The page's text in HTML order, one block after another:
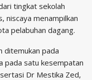
tingkat sekolah
niscaya menampilkan
pelabuhan dagang.
ditemukan pada
pada satu kesempatan
Dr Mestika Zed,